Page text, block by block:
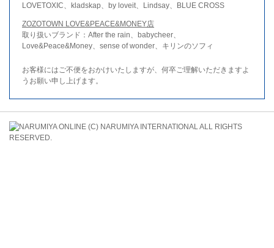
LOVETOXIC、kladskap、by loveit、Lindsay、BLUE CROSS
ZOZOTOWN LOVE&PEACE&MONEY店
取り扱いブランド：After the rain、babycheer、
Love&Peace&Money、sense of wonder、キリンのソフィ
お客様にはご不便をおかけいたしますが、何卒ご理解いただきますよ
うお願い申し上げます。